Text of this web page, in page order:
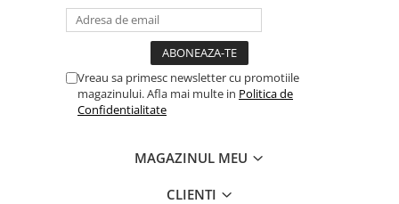
Vreau sa primesc newsletter cu promotiile
magazinului. Afla mai multe in Politica de
Confidentialitate
MAGAZINUL MEU
CLIENTI